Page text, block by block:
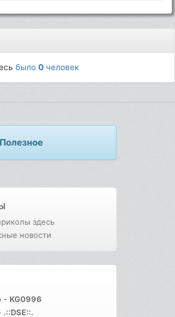
было0 человек
Полезное
здесь
новости
- KG0996
.::DSE::.